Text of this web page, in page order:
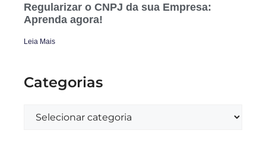
Regularizar o CNPJ da sua Empresa:
Aprenda agora!
Leia Mais
Categorias